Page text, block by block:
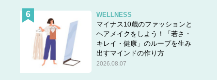
WELLNESS
マイナス10歳のファッションと
ヘアメイクをしよう！「若さ・
キレイ・健康」のループを生み
出すマインドの作り方
2026.08.07